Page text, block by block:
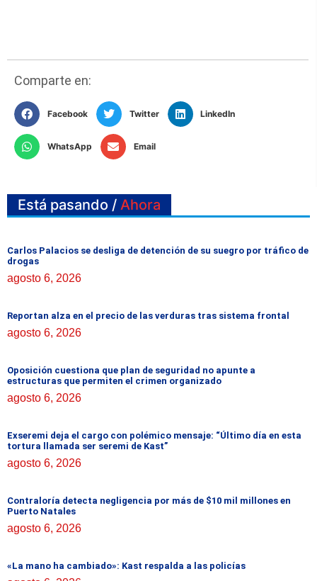
Comparte en:
Facebook Twitter LinkedIn
WhatsApp Email
Está pasando / Ahora
Carlos Palacios se desliga de detención de su suegro por tráfico de
drogas
agosto 6, 2026
Reportan alza en el precio de las verduras tras sistema frontal
agosto 6, 2026
Oposición cuestiona que plan de seguridad no apunte a
estructuras que permiten el crimen organizado
agosto 6, 2026
Exseremi deja el cargo con polémico mensaje: “Último día en esta
tortura llamada ser seremi de Kast”
agosto 6, 2026
Contraloría detecta negligencia por más de $10 mil millones en
Puerto Natales
agosto 6, 2026
«La mano ha cambiado»: Kast respalda a las policías